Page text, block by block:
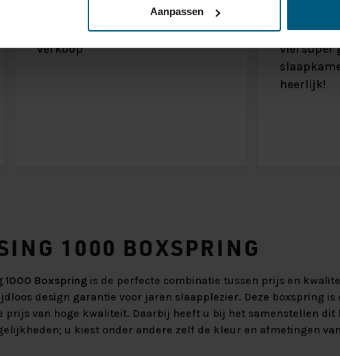
Aanpassen
Heel fijn bed, en goed services en
verkoop
De kleur
viel super
heerlijk!
1000 BOXSPRING
1000 Boxspring is de perfecte combinatie tussen prijs en
design garantie voor jaren slaapplezier. Deze boxspring is
prijs van hoge kwaliteit. Daarbij heeft u bij het samenstellen dit
u kiest onder andere zelf de kleur en afmetingen